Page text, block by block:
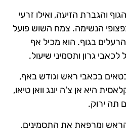
והגברת הזיעה, ואילו זרעי
הנשימה. צמח השוש פועל
בגוף. הוא מכיל אף
לכאבי גרון ותסמיני שיעול.
בכאבי ראש וגודש באף,
היא אן צ'ה יונג וואן טיאו,
תה ירוק.
הראש ומרפאת את התסמינים.